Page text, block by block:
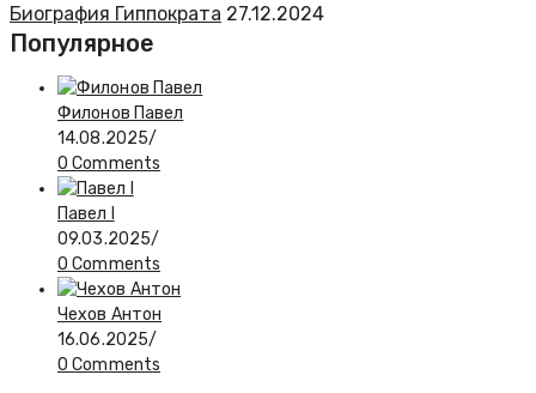
Биография Гиппократа 27.12.2024
Популярное
Филонов Павел
14.08.2025/
0 Comments
Павел I
09.03.2025/
0 Comments
Чехов Антон
16.06.2025/
0 Comments